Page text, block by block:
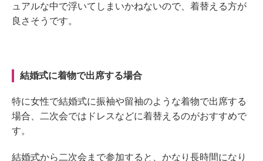
ュアルな中で浮いてしまいかねないので、着替える方が
良さそうです。
結婚式に着物で出席する場合
特に女性で結婚式に振袖や留袖のような着物で出席する
場合、二次会ではドレスなどに着替えるのがおすすめで
す。
結婚式から二次会まで参加すると、かなり長時間になり